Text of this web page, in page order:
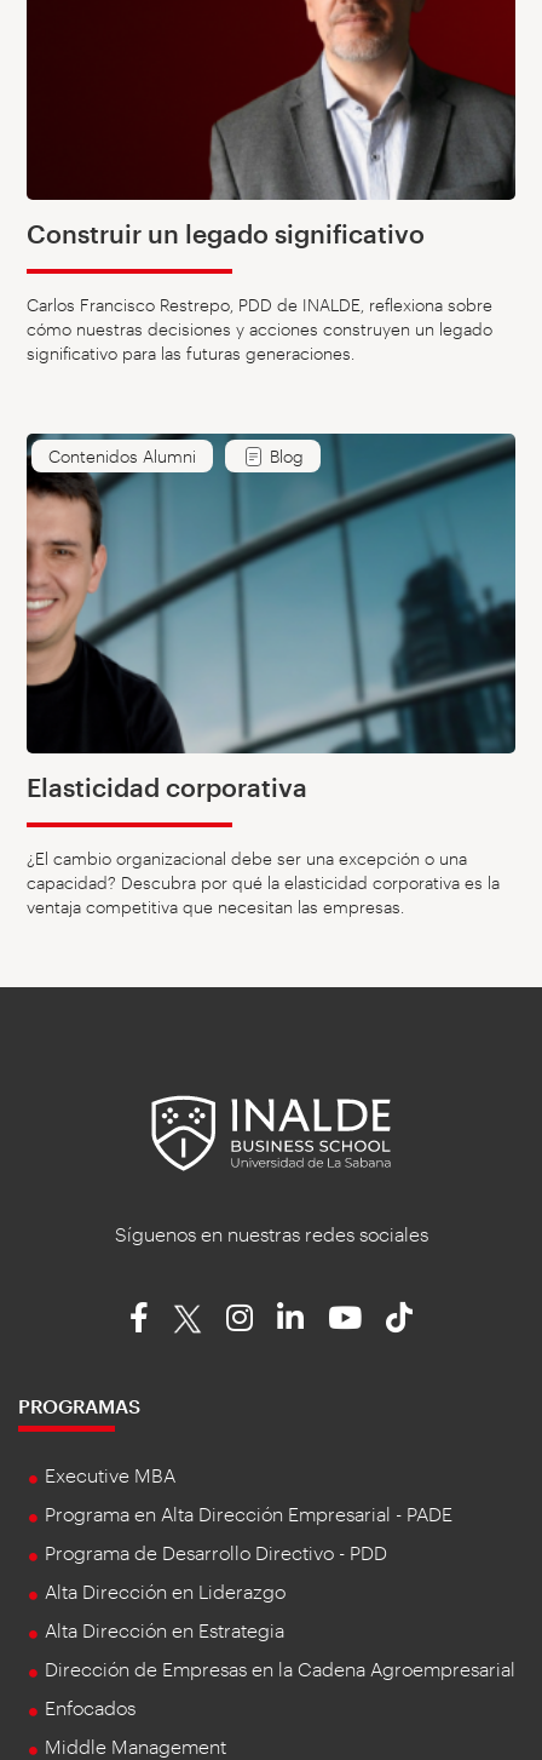
Construir un legado significativo
Carlos Francisco Restrepo, PDD de INALDE, reflexiona sobre
cómo nuestras decisiones y acciones construyen un legado
significativo para las futuras generaciones.
Contenidos Alumni Blog
Elasticidad corporativa
¿El cambio organizacional debe ser una excepción o una
capacidad? Descubra por qué la elasticidad corporativa es la
ventaja competitiva que necesitan las empresas.
Síguenos en nuestras redes sociales
PROGRAMAS
Executive MBA
Programa en Alta Dirección Empresarial - PADE
Programa de Desarrollo Directivo - PDD
Alta Dirección en Liderazgo
Alta Dirección en Estrategia
Dirección de Empresas en la Cadena Agroempresarial
Enfocados
Middle Management